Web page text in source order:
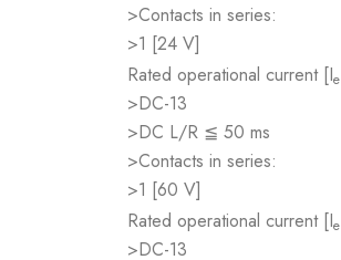
>Contacts in series:
>1 [24 V]
Rated operational current [Ie
>DC-13
>DC L/R ≦ 50 ms
>Contacts in series:
>1 [60 V]
Rated operational current [Ie
>DC-13